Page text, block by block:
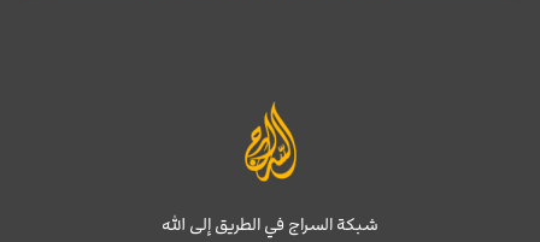
شبكة السراج في الطريق إلى الله